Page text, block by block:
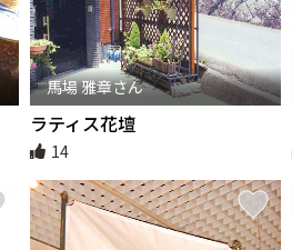
馬場 雅章さん
ラティス花壇
14